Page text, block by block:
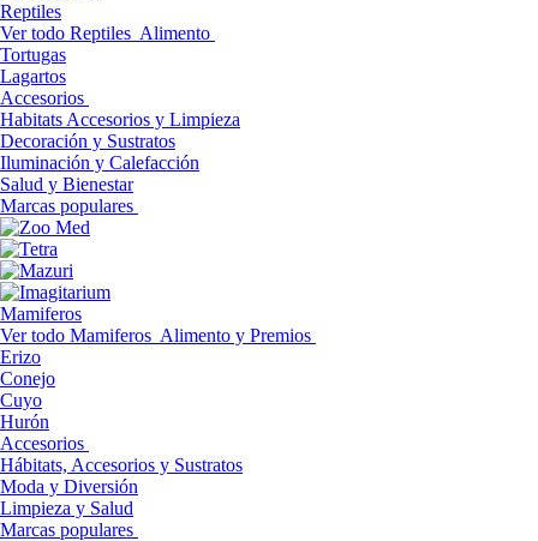
Reptiles
Ver todo Reptiles Alimento
Tortugas
Lagartos
Accesorios
Habitats Accesorios y Limpieza
Decoración y Sustratos
Iluminación y Calefacción
Salud y Bienestar
Marcas populares
Mamiferos
Ver todo Mamiferos Alimento y Premios
Erizo
Conejo
Cuyo
Hurón
Accesorios
Hábitats, Accesorios y Sustratos
Moda y Diversión
Limpieza y Salud
Marcas populares